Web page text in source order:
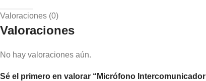
Valoraciones (0)
Valoraciones
No hay valoraciones aún.
Sé el primero en valorar “Micrófono